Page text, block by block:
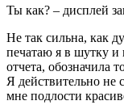
Ты как? – дисплей
Не так сильна, как
печатаю я в шутку и
отчета, обозначила
Я действительно не
мне подлости